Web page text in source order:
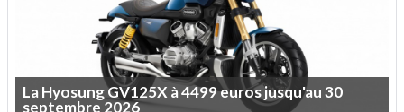
LaHyosungGV125X à4499eurosjusqu'au30
septembre 2026